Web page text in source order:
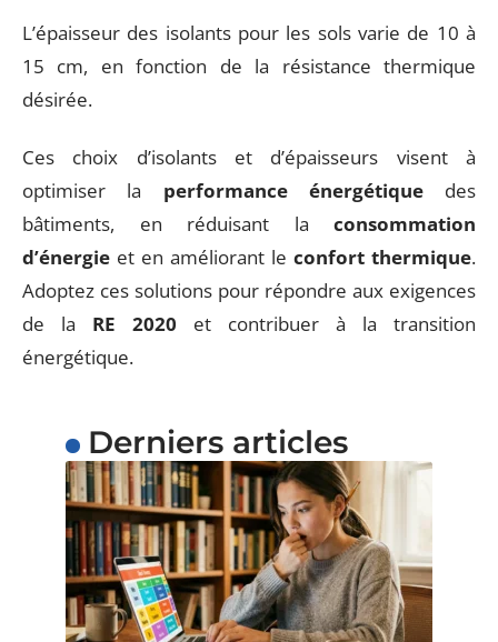
L’épaisseur des isolants pour les sols varie de 10 à
15 cm, en fonction de la résistance thermique
désirée.
Ces choix d’isolants et d’épaisseurs visent à
optimiser la performance énergétiquedes
bâtiments, en réduisant la consommation
d’énergie et en améliorant le confort thermique.
Adoptez ces solutions pour répondre aux exigences
de la RE 2020 et contribuer à la transition
énergétique.
Derniers articles